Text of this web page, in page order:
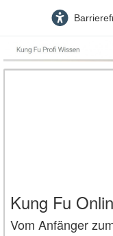
Kung Fu
Vom Anfänger